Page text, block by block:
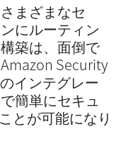
まざまなセ
にルーティン
築は、面倒で
Security
インテグレー
簡単にセキュ
とが可能になり